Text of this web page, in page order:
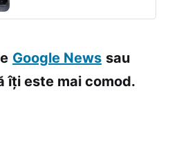
Google News sau
îți este mai comod.